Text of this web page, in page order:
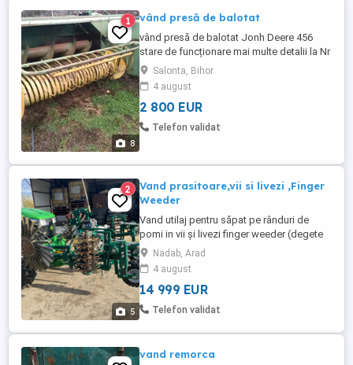
8
1 vând presă de balotat
vând presă de balotat Jonh Deere 456
stare de funcționare mai multe detalii la Nr
Salonta, Bihor
4 august
2 800 EUR
Telefon validat
5
2
Vand prasitoare,vii si livezi ,Finger
Weeder
Vand utilaj pentru săpat pe rânduri de
pomi in vii și livezi finger weeder (degete
pentru buruieni)marca Alm, fabricat in
Germania. Are cadru solid prevazut cu 6
discuri pe o parte cu lățimea de lucru 50
cm si degete de cauciuc care rup
buruienile pe rând . Lătime de lucru
Nadab, Arad
4 august
14 999 EUR
Telefon validat
vand remorca